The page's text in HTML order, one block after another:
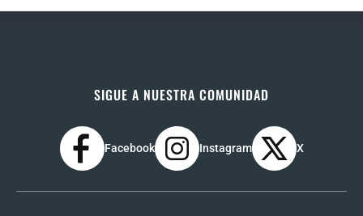
SIGUE A NUESTRA COMUNIDAD
Facebook Instagram X